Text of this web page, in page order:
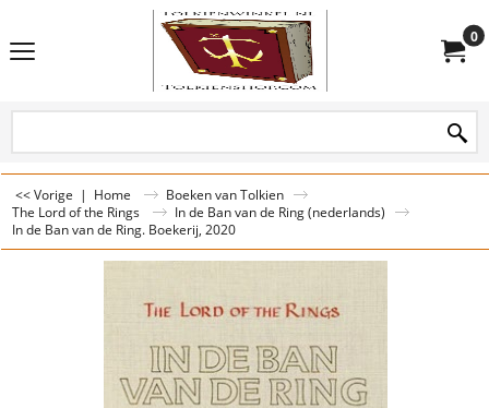
0
<< Vorige | Home
Boeken van Tolkien
The Lord of the Rings
In de Ban van de Ring (nederlands)
In de Ban van de Ring. Boekerij, 2020